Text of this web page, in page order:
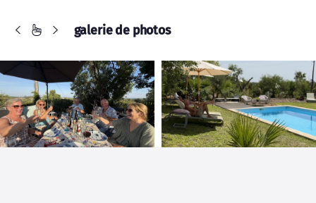
galerie de photos